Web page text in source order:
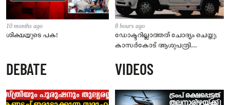
10 months ago
ശിക്ഷയുടെ പക!
8 hours ago
ഡോക്ടറില്ലാത്തത് ചോദ്യം ചെയ്തു;
കാസർകോട് ആശുപത്രി
നാട്ടുകാർക്കെതിരെ കേസ്
DEBATE VIDEOS